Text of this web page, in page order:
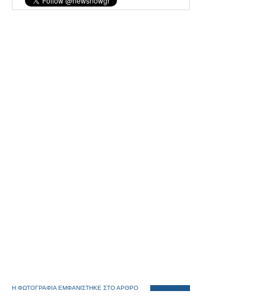
Η ΦΩΤΟΓΡΑΦΙΑ ΕΜΦΑΝΙΣΤΗΚΕ ΣΤΟ ΑΡΘΡΟ